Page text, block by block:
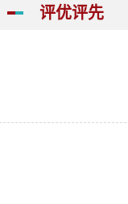
评优评先